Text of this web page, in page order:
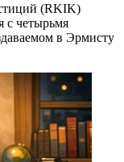
(RKIK)
с четырьмя
в Эрмисту